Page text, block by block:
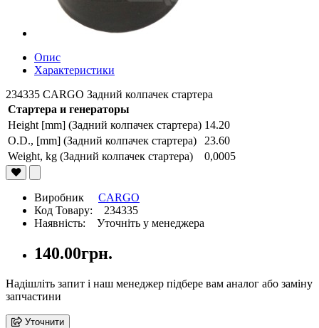
Опис
Характеристики
234335 CARGO Задний колпачек стартера
Стартера и генераторы
Height [mm] (Задний колпачек стартера) 14.20
O.D., [mm] (Задний колпачек стартера)
23.60
Weight, kg (Задний колпачек стартера)
0,0005
Виробник CARGO
Код Товару: 234335
Наявність: Уточніть у менеджера
140.00грн.
Надішліть запит і наш менеджер підбере вам аналог або заміну
запчастини
Уточнити